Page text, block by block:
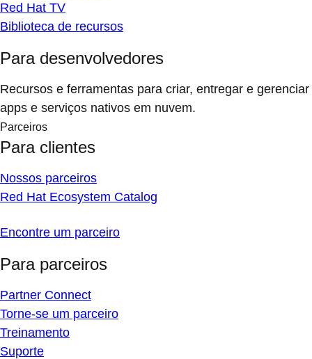
Red Hat TV
Biblioteca de recursos
Para desenvolvedores
Recursos e ferramentas para criar, entregar e gerenciar
apps e serviços nativos em nuvem.
Parceiros
Para clientes
Nossos parceiros
Red Hat Ecosystem Catalog
Encontre um parceiro
Para parceiros
Partner Connect
Torne-se um parceiro
Treinamento
Suporte